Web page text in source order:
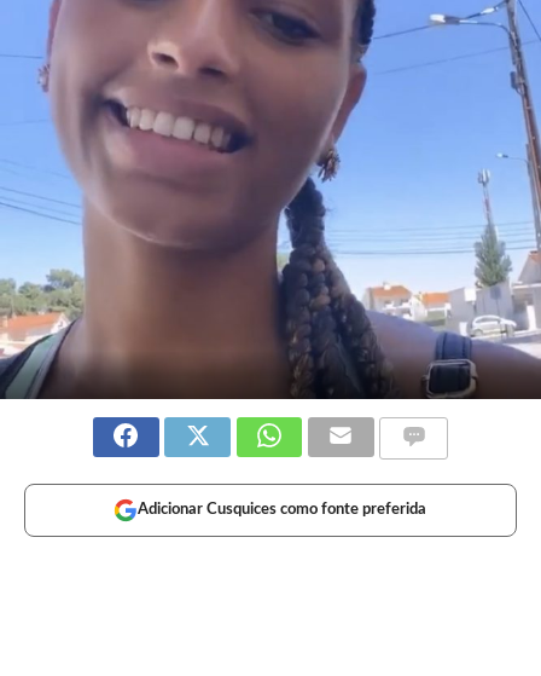
Adicionar Cusquices como fonte preferida